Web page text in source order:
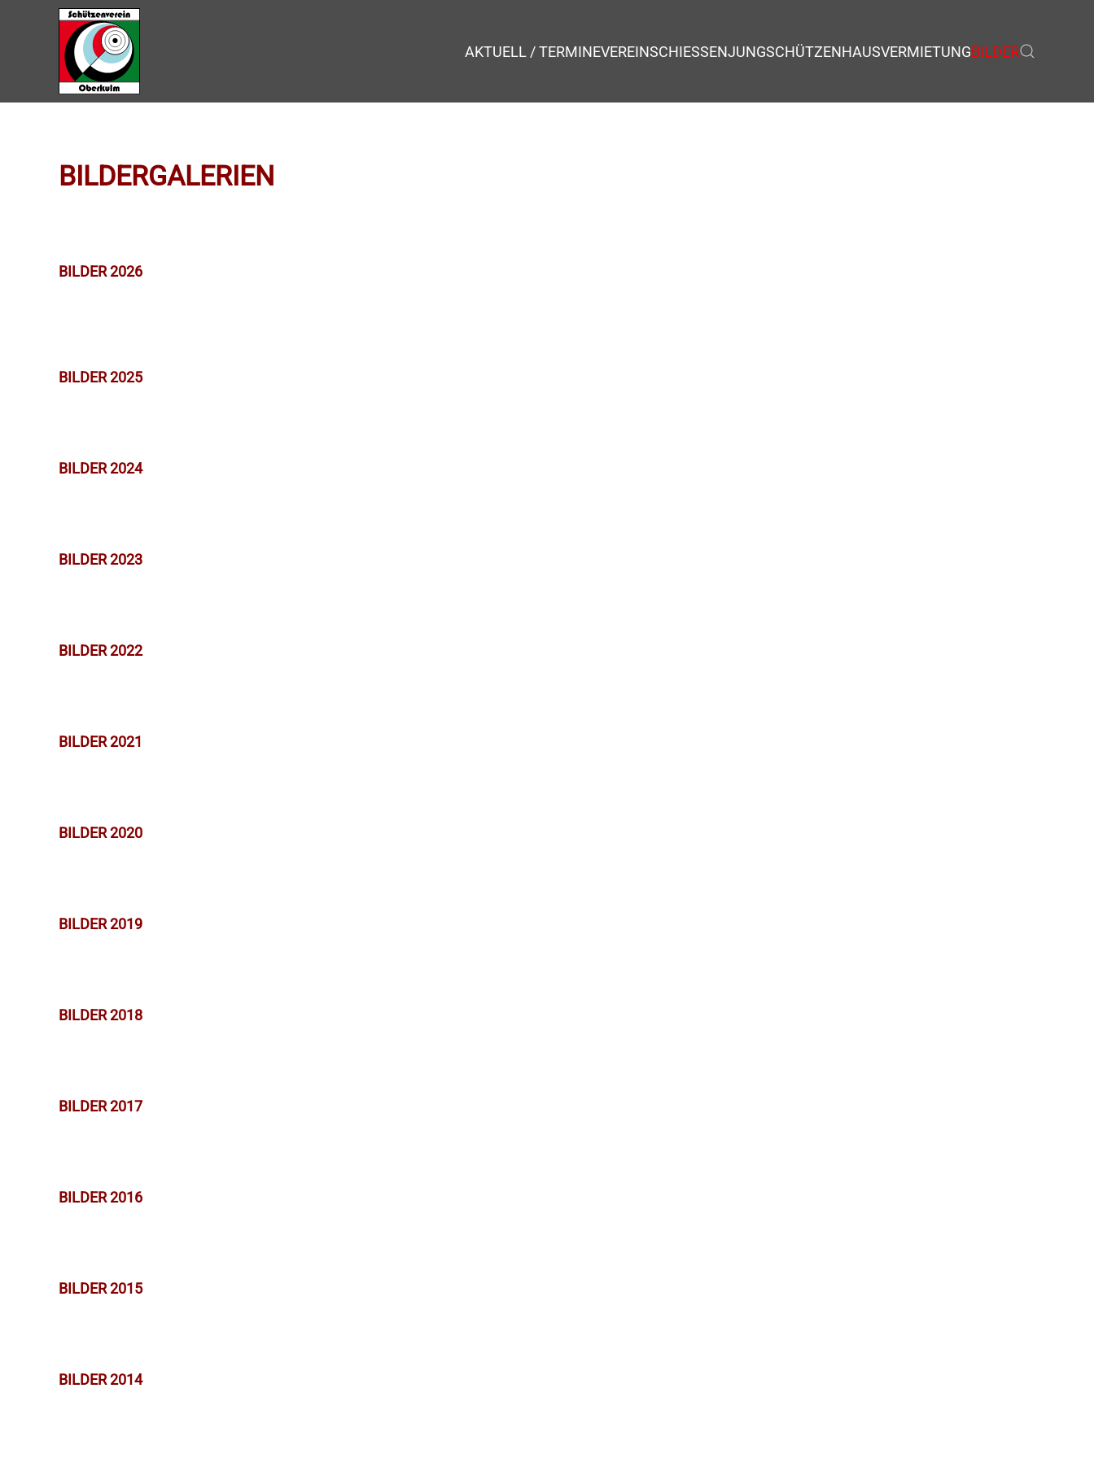
Zum Hauptinhalt springen AKTUELL / TERMINEVEREINSCHIESSENJUNGSCHÜTZENHAUSVERMIETUNGBILDER
BILDERGALERIEN
BILDER 2026
BILDER 2025
BILDER 2024
BILDER 2023
BILDER 2022
BILDER 2021
BILDER 2020
BILDER 2019
BILDER 2018
BILDER 2017
BILDER 2016
BILDER 2015
BILDER 2014